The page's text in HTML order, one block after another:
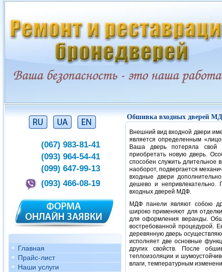
(067) 983-81-41
(093) 964-54-41
(099) 647-99-13
(093) 466-08-19
Главная
Прайс-лист
Наши услуги
Обшивка входных дверей
Внешний вид входной двери
является определенным
Ваша дверь потеряла свой
приобретать новую дверь.
способен служить длительное
наоборот, подвергается
входные двери
дешево и непривлекательно.
входных дверей МДФ.
МДФ панели являют собою
широко применяют для
для оформления веранды.
востребованной процедурой.
деревянную дверь
исполняет две основные
других свойств. После
теплоизоляции и
влаги, температурным